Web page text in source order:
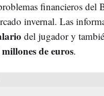
financieros del
invernal. Las
del jugador y
de euros.